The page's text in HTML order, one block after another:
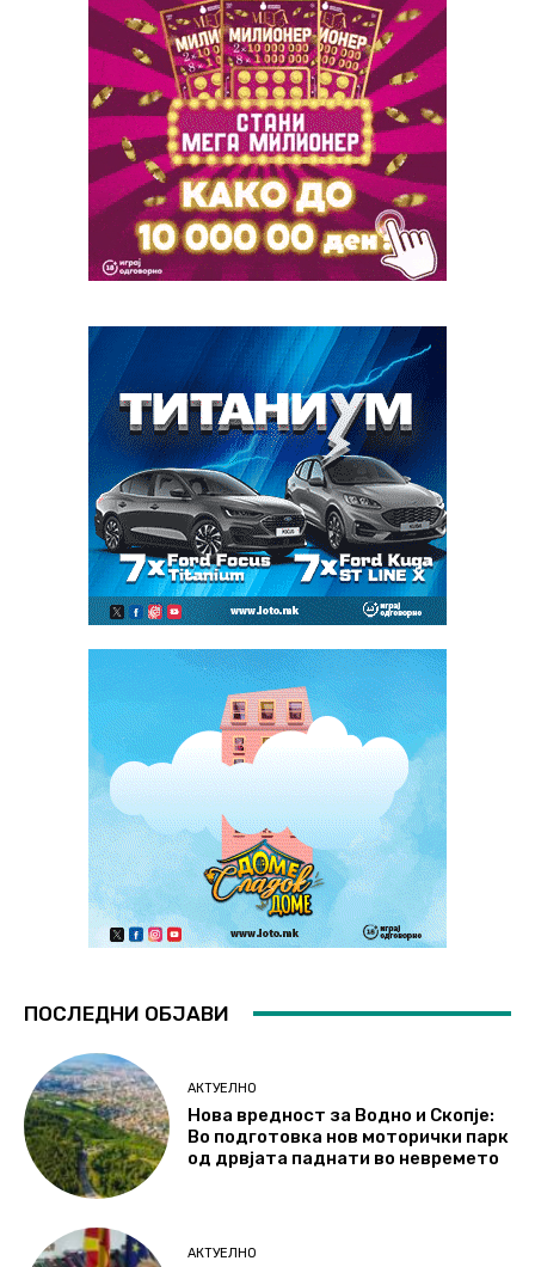
ПОСЛЕДНИ ОБЈАВИ
АКТУЕЛНО
Нова вредност за Водно и Скопје:
Во подготовка нов моторички парк
од дрвјата паднати во невремето
АКТУЕЛНО